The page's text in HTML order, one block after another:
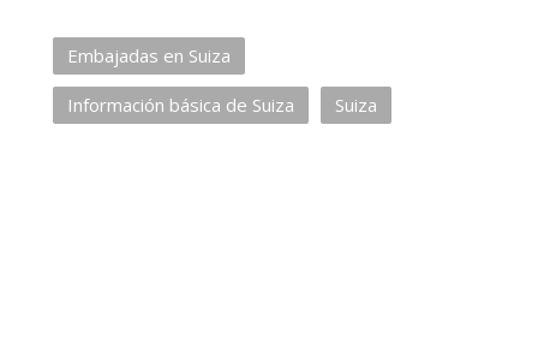
Embajadas en Suiza
Información básica de Suiza Suiza